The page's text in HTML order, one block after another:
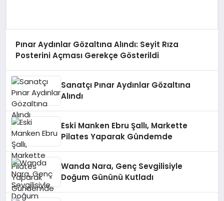
Pınar Aydınlar Gözaltına Alındı: Seyit Rıza
Posterini Açması Gerekçe Gösterildi
Sanatçı Pınar Aydınlar Gözaltına
Alındı
Eski Manken Ebru Şallı, Markette
Pilates Yaparak Gündemde
Wanda Nara, Genç Sevgilisiyle
Doğum Gününü Kutladı